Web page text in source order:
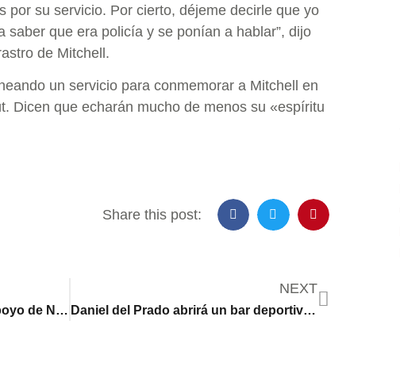
por su servicio. Por cierto, déjeme decirle que yo
saber que era policía y se ponían a hablar”, dijo
de Mitchell.
un servicio para conmemorar a Mitchell en
Dicen que echarán mucho de menos su «espíritu
Share this post:
Participe en la caminata en apoyo de NPH Nicaragua 1K for kids 2024
NEXT
Daniel del Prado abrirá un bar deportivo «elevado» en Minneapolis